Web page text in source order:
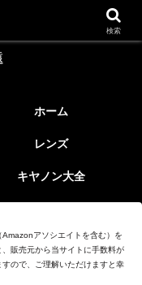
ホーム
レンズ
キヤノン大全
アソシエイトを含む）を
販売元から当サイトに手数料が
ので、ご理解いただけますと幸
検索